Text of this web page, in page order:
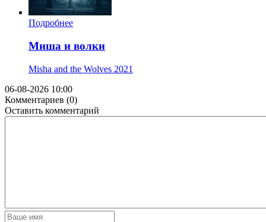
Подробнее
Миша и волки
Misha and the Wolves 2021
06-08-2026 10:00
Комментариев (0)
Оставить комментарий